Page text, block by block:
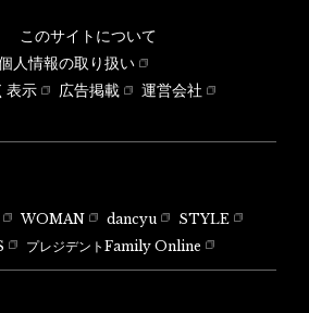
このサイトについて
人情報の取り扱い
表示
広告掲載
運営会社
WOMAN dancyu
STYLE
プレジデントFamily Online